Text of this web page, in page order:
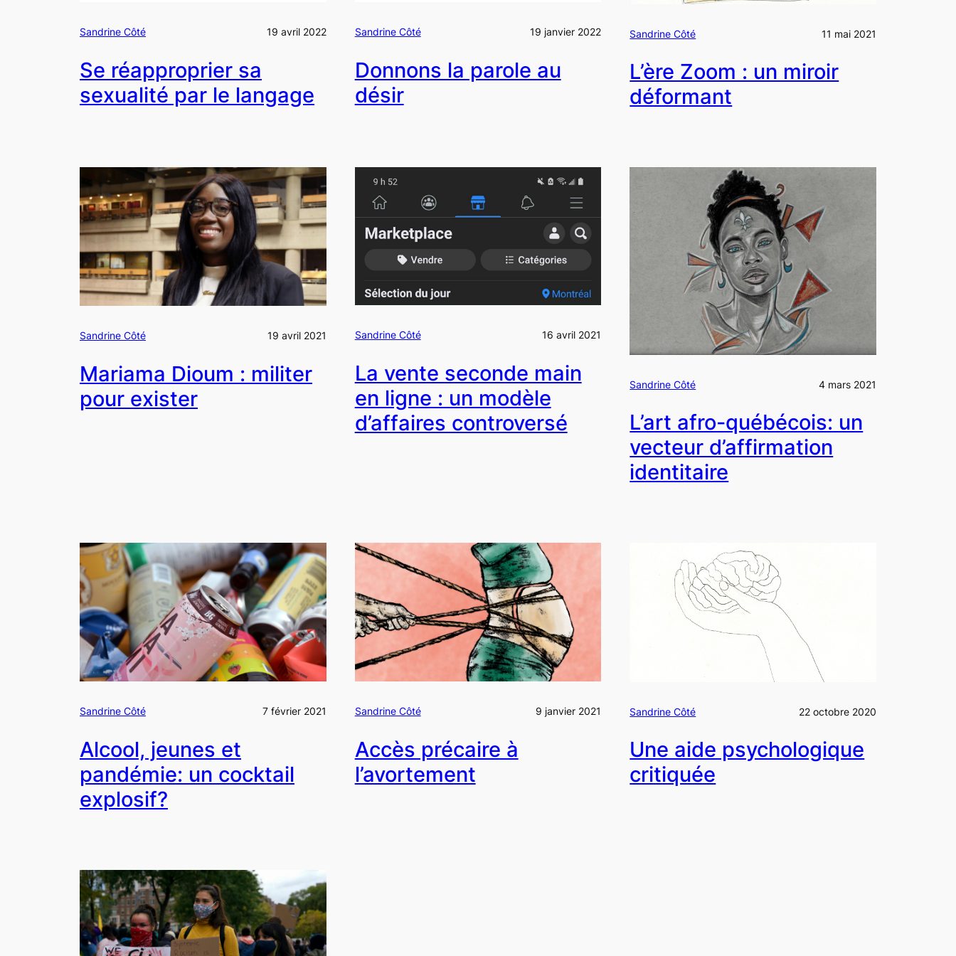
Sandrine Côté 19 avril 2022
Se réapproprier sa
sexualité par le langage
Sandrine Côté 19 janvier 2022
Donnons la parole au
désir
Sandrine Côté 11 mai 2021
L’ère Zoom : un miroir
déformant
Sandrine Côté 19 avril 2021
Mariama Dioum : militer
pour exister
Sandrine Côté 16 avril 2021
La vente seconde main
en ligne : un modèle
d’affaires controversé
Sandrine Côté 4 mars 2021
L’art afro-québécois: un
vecteur d’affirmation
identitaire
Sandrine Côté 7 février 2021
Alcool, jeunes et
pandémie: un cocktail
explosif?
Sandrine Côté 9 janvier 2021
Accès précaire à
l’avortement
Sandrine Côté 22 octobre 2020
Une aide psychologique
critiquée